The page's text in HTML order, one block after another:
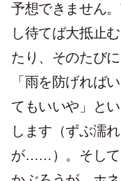
予想できません
し待てば大抵止
たり、そのたび
「雨を防げれば
てもいいや」と
します（ずぶ濡
が……）。そして